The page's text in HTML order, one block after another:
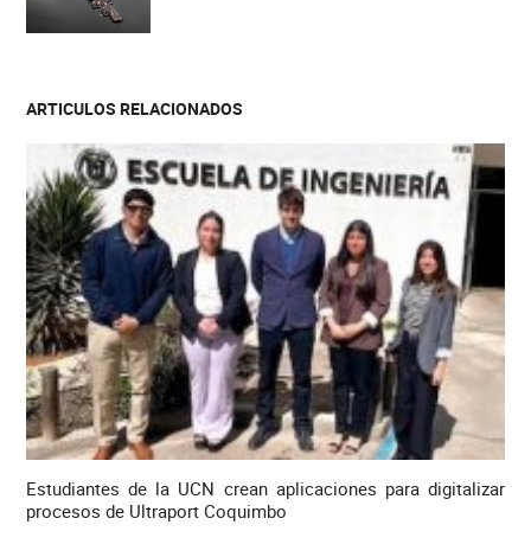
ARTICULOS RELACIONADOS
Estudiantes de la UCN crean aplicaciones para digitalizar
procesos de Ultraport Coquimbo